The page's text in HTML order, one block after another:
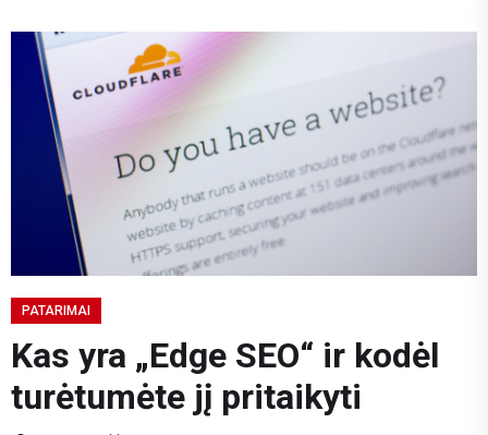
PATARIMAI
Kas yra „Edge SEO“ ir kodėl
turėtumėte jį pritaikyti